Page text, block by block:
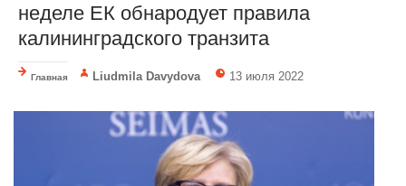
неделе ЕК обнародует правила
калининградского транзита
Главная Liudmila Davydova 13 июля 2022